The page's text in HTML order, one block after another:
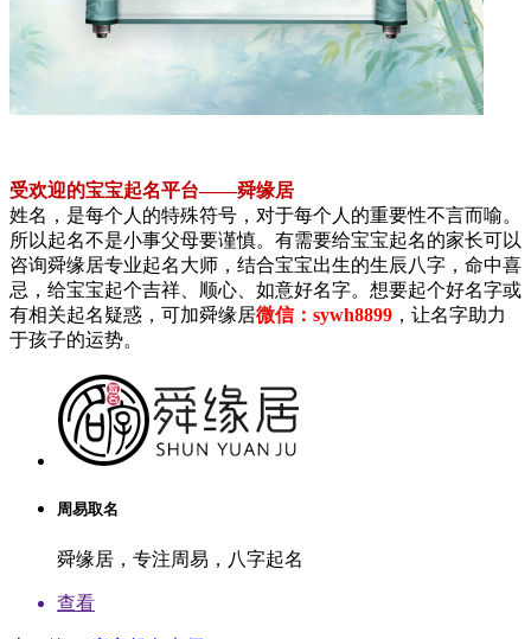
受欢迎的宝宝起名平台——舜缘居
姓名，是每个人的特殊符号，对于每个人的重要性不言而喻。
所以起名不是小事父母要谨慎。有需要给宝宝起名的家长可以
咨询舜缘居专业起名大师，结合宝宝出生的生辰八字，命中喜
忌，给宝宝起个吉祥、顺心、如意好名字。想要起个好名字或
有相关起名疑惑，可加舜缘居微信：sywh8899 ，让名字助力
于孩子的运势。
周易取名
舜缘居，专注周易，八字起名
查看